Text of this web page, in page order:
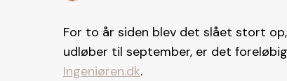
For to år siden blev det slået stort
udløber til september, er det
Ingeniøren.dk.